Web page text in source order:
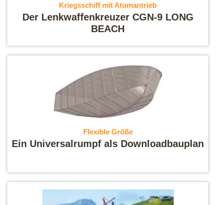
Kriegsschiff mit Atomantrieb
Der Lenkwaffenkreuzer CGN-9 LONG
BEACH
Flexible Größe
Ein Universalrumpf als Downloadbauplan